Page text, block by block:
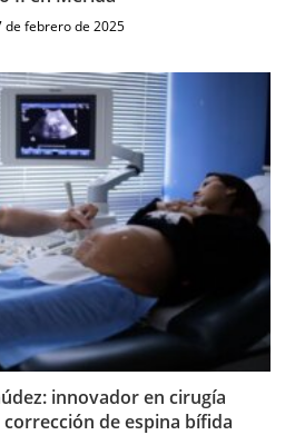
de febrero de 2025
innovador en cirugía
de espina bífida